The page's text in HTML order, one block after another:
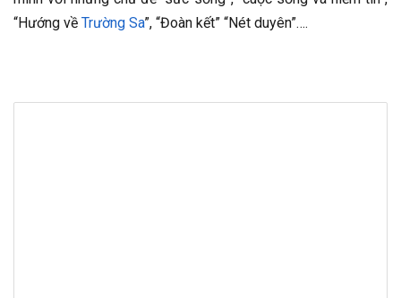
“Hướng về Trường Sa”, “Đoàn kết” “Nét duyên”….